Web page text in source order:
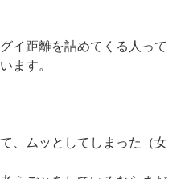
イ距離を詰めてくる人って
ます。
、ムッとしてしまった（女